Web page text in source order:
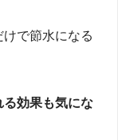
で節水になる
る効果も気にな